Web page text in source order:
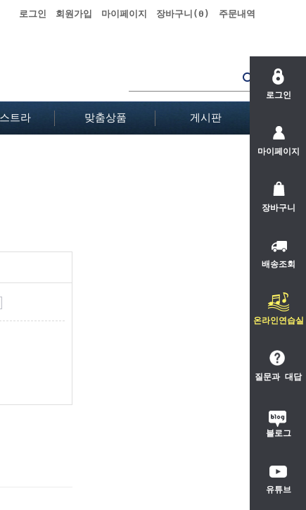
로그인
마이페이지
장바구니
배송조회
온라인연습실
질문과 대답
블로그
유튜브
로그인 회원가입 마이페이지 장바구니(0 ) 주문내역
트라 맞춤상품 게시판